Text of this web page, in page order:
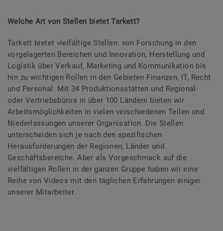
Welche Art von Stellen bietet Tarkett?
Tarkett bietet vielfältige Stellen: von Forschung in den
vorgelagerten Bereichen und Innovation, Herstellung und
Logistik über Verkauf, Marketing und Kommunikation bis
hin zu wichtigen Rollen in den Gebieten Finanzen, IT, Recht
und Personal. Mit 34 Produktionsstätten und Regional-
oder Vertriebsbüros in über 100 Ländern bieten wir
Arbeitsmöglichkeiten in vielen verschiedenen Teilen und
Niederlassungen unserer Organisation. Die Stellen
unterscheiden sich je nach den spezifischen
Herausforderungen der Regionen, Länder und
Geschäftsbereiche. Aber als Vorgeschmack auf die
vielfältigen Rollen in der ganzen Gruppe haben wir eine
Reihe von Videos mit den täglichen Erfahrungen einiger
unserer Mitarbeiter.